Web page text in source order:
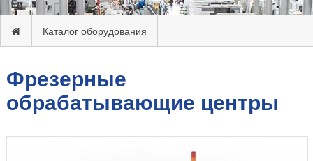
Каталог оборудования
Фрезерные
обрабатывающие центры